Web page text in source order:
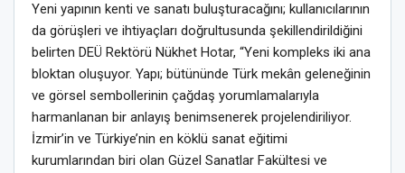
Yeni yapının kenti ve sanatı buluşturacağını; kullanıcılarının
da görüşleri ve ihtiyaçları doğrultusunda şekillendirildiğini
belirten DEÜ Rektörü Nükhet Hotar, “Yeni kompleks iki ana
bloktan oluşuyor. Yapı; bütününde Türk mekân geleneğinin
ve görsel sembollerinin çağdaş yorumlamalarıyla
harmanlanan bir anlayış benimsenerek projelendiriliyor.
İzmir’in ve Türkiye’nin en köklü sanat eğitimi
kurumlarından biri olan Güzel Sanatlar Fakültesi ve